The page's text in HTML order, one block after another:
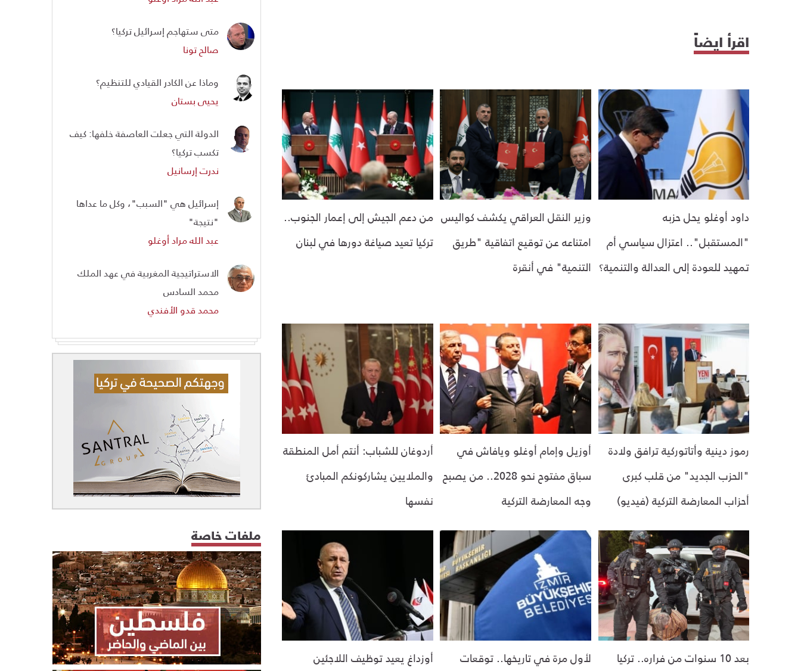
اقرأ ايضاً
داود أوغلو يحل حزبه
"المستقبل".. اعتزال سياسي أم
تمهيد للعودة إلى العدالة والتنمية؟
وزير النقل العراقي يكشف كواليس
امتناعه عن توقيع اتفاقية "طريق
التنمية" في أنقرة
من دعم الجيش إلى إعمار الجنوب..
تركيا تعيد صياغة دورها في لبنان
رموز دينية وأتاتوركية ترافق ولادة
"الحزب الجديد" من قلب كبرى
أحزاب المعارضة التركية (فيديو)
أوزيل وإمام أوغلو ويافاش في
سباق مفتوح نحو 2028.. من يصبح
وجه المعارضة التركية
أردوغان للشباب: أنتم أمل المنطقة
والملايين يشاركونكم المبادئ
نفسها
بعد 10 سنوات من فراره.. تركيا
لأول مرة في تاريخها.. توقعات
أوزداغ يعيد توظيف اللاجئين
متى ستهاجم إسرائيل تركيا؟
صالح تونا
وماذا عن الكادر القيادي للتنظيم؟
يحيى بستان
الدولة التي جعلت العاصفة خلفها: كيف
تكسب تركيا؟
ندرت إرسانيل
إسرائيل هي "السبب"، وكل ما عداها
"نتيجة"
عبد الله مراد أوغلو
الاستراتيجية المغربية في عهد الملك
محمد السادس
محمد قدو الأفندي
ملفات خاصة